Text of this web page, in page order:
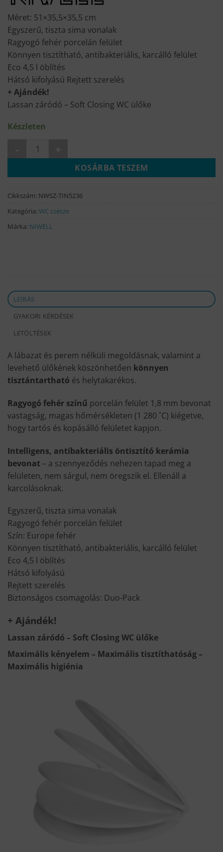
Méret: 51×35,5×35,5 cm
Egyszerű, tiszta sima vonalak
Ragyogó fehér porcelán felület
Könnyen tisztítható, antibakteriális, karcálló felület
Eco 4,5 l öblítés
Hátsó kifolyású Rejtett szerelés
+ Ajándék!
Lassan záródó – Soft Closing WC ülőke
Készleten
TINA WC-csésze +ajándék ülőke mennyiség
KOSÁRBA TESZEM
Cikkszám: NWSZ-TIN5236
Kategória: WC csésze
Márka: NIWELL
LEÍRÁS
GYAKORI KÉRDÉSEK
LETÖLTÉSEK
A lábazat és perem nélküli megoldásnak, valamint a
levehető ülőkének köszönhetően könnyen
tisztántartható és helytakarékos.
Ragyogó fehér színű porcelán felület 1,8 mm bevonat
vastagság, magas hőmérsékleten (1 280 ˚C) kiégetve,
hogy tartós és kopásálló felületet kapjon.
Intelligens, antibakteriális öntisztító kerámia
bevonat – a szennyeződés nehezen tapad meg a
felületen, nem sárgul, nem öregszik el. Ellenáll a
karcolásoknak.
Egyszerű, tiszta sima vonalak
Ragyogó fehér porcelán felület
Szín: Europe fehér
Könnyen tisztítható, antibakteriális, karcálló felület
Eco 4,5 l öblítés
Hátsó kifolyású
Rejtett szerelés
Biztonságos csomagolás: Duo-Pack
+ Ajándék!
Lassan záródó – Soft Closing WC ülőke
Maximális kényelem – Maximális tisztíthatóság –
Maximális higiénia